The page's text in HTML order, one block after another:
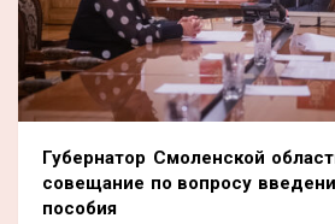
Губернатор Смоленской
совещание по вопросу
пособия